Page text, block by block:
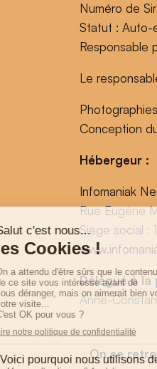
Numéro de
Statut : Auto-
Responsable
Le
Conception
Hébergeur :
Infomaniak
Rue Eugène
Siège social :
Délégué à
Anne-
On se